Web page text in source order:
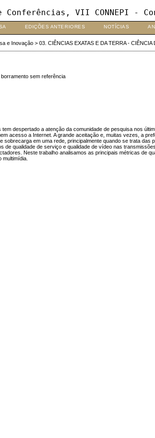
VII CONNEPI -
EDIÇÕES ANTERIORES NOTÍCIAS
e Inovação> 03. CIÊNCIAS EXATAS E DA TERRA - CIÊNCIA
sem referência
despertado a atenção da comunidade de pesquisa nos
acesso a Internet. A grande aceitação e, muitas vezes, a
em uma rede, principalmente quando se trata
qualidade de serviço e qualidade de vídeo nas
Neste trabalho analisamos as principais métricas de